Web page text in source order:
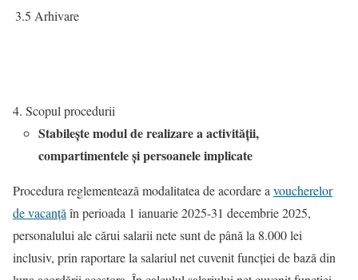
3.5 Arhivare
Scopul procedurii
Stabilește modul de realizare a activității,
compartimentele și persoanele implicate
Procedura reglementează modalitatea de acordare avoucherelor
de vacanțăîn perioada 1 ianuarie 2025-31 decembrie 2025,
personalului ale cărui salarii nete sunt de până la 8.000 lei
inclusiv, prin raportare la salariul net cuvenit funcției de bază din